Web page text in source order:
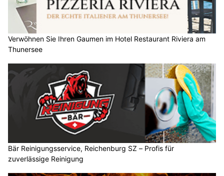
Verwöhnen Sie Ihren Gaumen im Hotel Restaurant Riviera am
Thunersee
Bär Reinigungsservice, Reichenburg SZ – Profis für
zuverlässige Reinigung